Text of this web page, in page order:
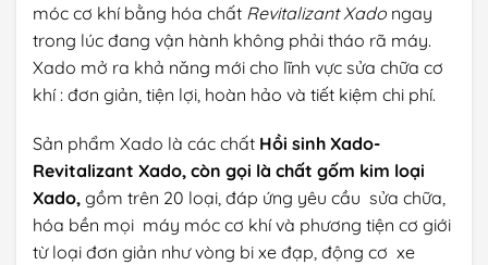
móc cơ khí bằng hóa chất Revitalizant Xado ngay
trong lúc đang vận hành không phải tháo rã máy.
Xado mở ra khả năng mới cho lĩnh vực sửa chữa cơ
khí : đơn giản, tiện lợi, hoàn hảo và tiết kiệm chi phí.
Sản phẩm Xado là các chất Hồi sinh Xado-
Revitalizant Xado, còn gọi là chất gốm kim loại
Xado, gồm trên 20 loại, đáp ứng yêu cầu sửa chữa,
hóa bền mọi máy móc cơ khí và phương tiện cơ giới
từ loại đơn giản như vòng bi xe đạp, động cơ xe